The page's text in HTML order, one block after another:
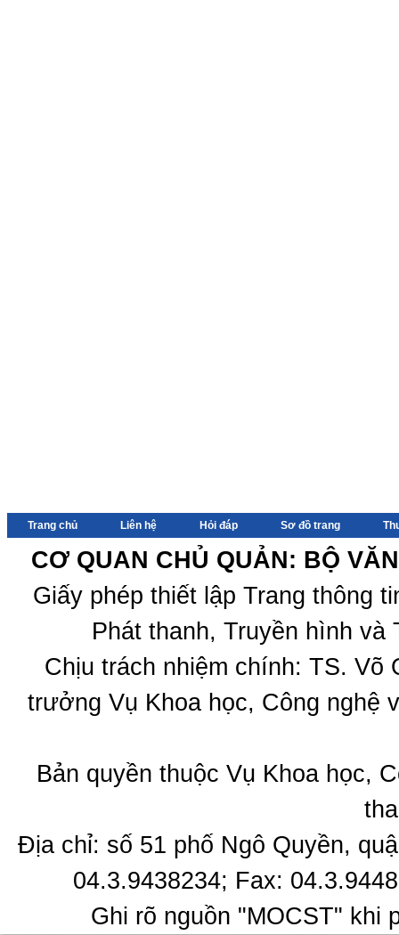
Trang chủ Liên hệ Hỏi đáp Sơ đồ trang
CƠ QUAN CHỦ QUẢN: BỘ
Giấy phép thiết lập Trang thông
Phát thanh, Truyền hình
Chịu trách nhiệm chính: TS.
trưởng Vụ Khoa học, Công nghệ
Bản quyền thuộc Vụ Khoa học,
Địa chỉ: số 51 phố Ngô Quyền,
04.3.9438234; Fax:
Ghi rõ nguồn "MOCST" khi